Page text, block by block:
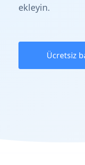
ekleyin.
Ücretsiz